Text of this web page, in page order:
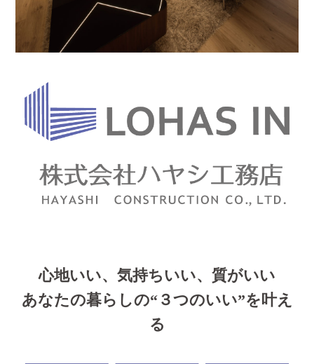
心地いい、気持ちいい、質がいい
あなたの暮らしの“３つのいい”を叶え
る